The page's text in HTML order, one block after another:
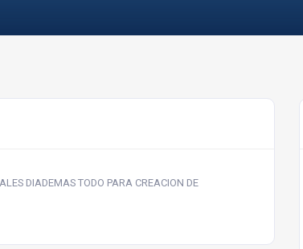
DIADEMAS TODO PARA CREACION DE